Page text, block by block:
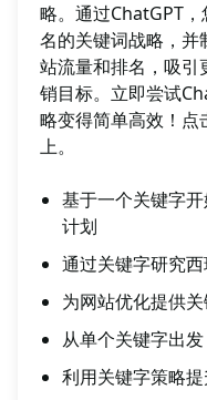
略。通过ChatGPT
名的关键词战略，并
站流量和排名，吸引
销目标。立即尝试
略变得简单高效！
上。
基于一个关键字
计划
通过关键字研究
为网站优化提供
从单个关键字出
利用关键字策略